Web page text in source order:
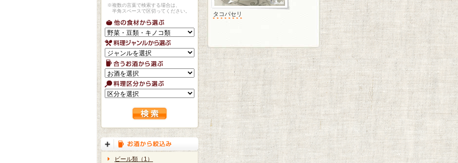
※複数の言葉で検索する場合は、
半角スペースで区切ってください。
ビール類（1）
タコパセリ